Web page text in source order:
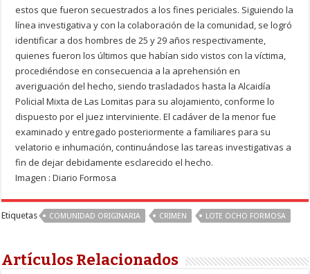
estos que fueron secuestrados a los fines periciales. Siguiendo la
línea investigativa y con la colaboración de la comunidad, se logró
identificar a dos hombres de 25 y 29 años respectivamente,
quienes fueron los últimos que habían sido vistos con la víctima,
procediéndose en consecuencia a la aprehensión en
averiguación del hecho, siendo trasladados hasta la Alcaidía
Policial Mixta de Las Lomitas para su alojamiento, conforme lo
dispuesto por el juez interviniente. El cadáver de la menor fue
examinado y entregado posteriormente a familiares para su
velatorio e inhumación, continuándose las tareas investigativas a
fin de dejar debidamente esclarecido el hecho.
Imagen : Diario Formosa
Etiquetas COMUNIDAD ORIGINARIA CRIMEN LOTE OCHO FORMOSA
Artículos Relacionados